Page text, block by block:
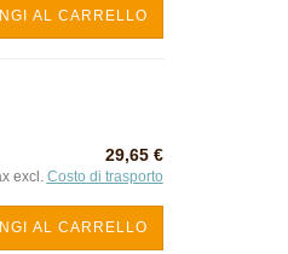
AL CARRELLO
29,65 €
excl. Costo di trasporto
AL CARRELLO